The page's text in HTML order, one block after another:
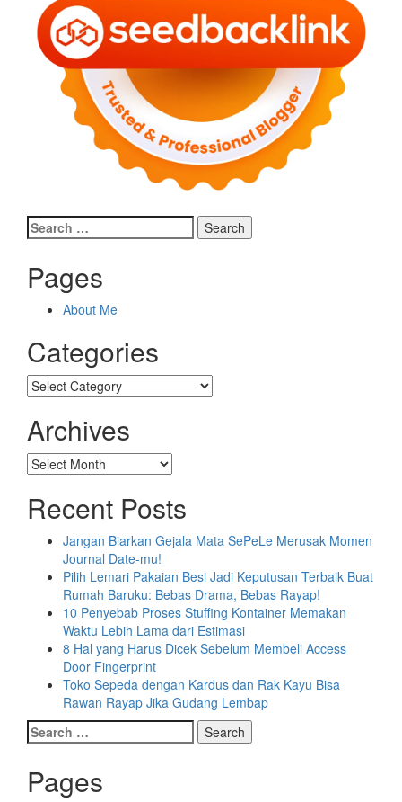
Search
for:
Pages
About Me
Categories
Categories
Archives
Archives
Recent Posts
Jangan Biarkan Gejala Mata SePeLe Merusak Momen
Journal Date-mu!
Pilih Lemari Pakaian Besi Jadi Keputusan Terbaik Buat
Rumah Baruku: Bebas Drama, Bebas Rayap!
10 Penyebab Proses Stuffing Kontainer Memakan
Waktu Lebih Lama dari Estimasi
8 Hal yang Harus Dicek Sebelum Membeli Access
Door Fingerprint
Toko Sepeda dengan Kardus dan Rak Kayu Bisa
Rawan Rayap Jika Gudang Lembap
Search
for:
Pages